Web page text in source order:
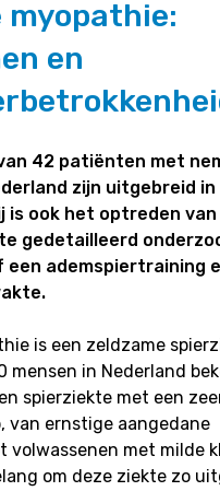
myopathie:
en
42 patiënten met
zijn uitgebreid
is ook het optreden van
gedetailleerd
een ademspiertraining
is een zeldzame
mensen in Nederland
spierziekte met een
van ernstige aangedane
volwassenen met milde
om deze ziekte zo